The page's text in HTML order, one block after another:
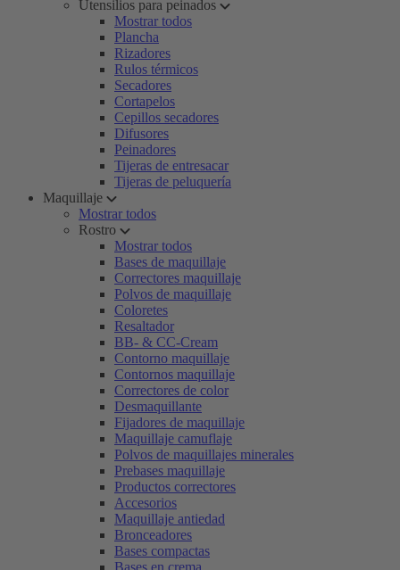
Utensilios para peinados
Mostrar todos
Plancha
Rizadores
Rulos térmicos
Secadores
Cortapelos
Cepillos secadores
Difusores
Peinadores
Tijeras de entresacar
Tijeras de peluquería
Maquillaje
Mostrar todos
Rostro
Mostrar todos
Bases de maquillaje
Correctores maquillaje
Polvos de maquillaje
Coloretes
Resaltador
BB- & CC-Cream
Contorno maquillaje
Contornos maquillaje
Correctores de color
Desmaquillante
Fijadores de maquillaje
Maquillaje camuflaje
Polvos de maquillajes minerales
Prebases maquillaje
Productos correctores
Accesorios
Maquillaje antiedad
Bronceadores
Bases compactas
Bases en crema